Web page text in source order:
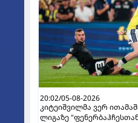
20:02/05-08-2026
კიტეიშვილმა ვერ
ლიგაზე